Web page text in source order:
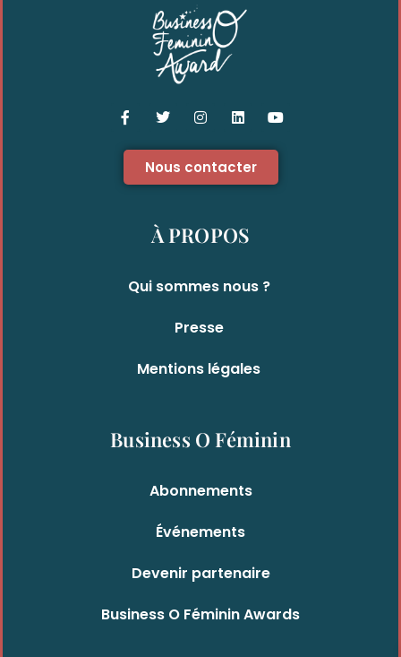
Nous contacter
À PROPOS
Qui sommes nous ?
Presse
Mentions légales
Business O Féminin
Abonnements
Événements
Devenir partenaire
Business O Féminin Awards